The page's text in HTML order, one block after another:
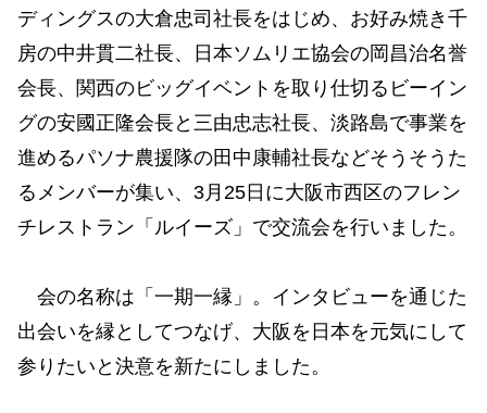
ディングスの大倉忠司社長をはじめ、お好み焼き千
房の中井貫二社長、日本ソムリエ協会の岡昌治名誉
会長、関西のビッグイベントを取り仕切るビーイン
グの安國正隆会長と三由忠志社長、淡路島で事業を
進めるパソナ農援隊の田中康輔社長などそうそうた
るメンバーが集い、3月25日に大阪市西区のフレン
チレストラン「ルイーズ」で交流会を行いました。
会の名称は「一期一縁」。インタビューを通じた
出会いを縁としてつなげ、大阪を日本を元気にして
参りたいと決意を新たにしました。